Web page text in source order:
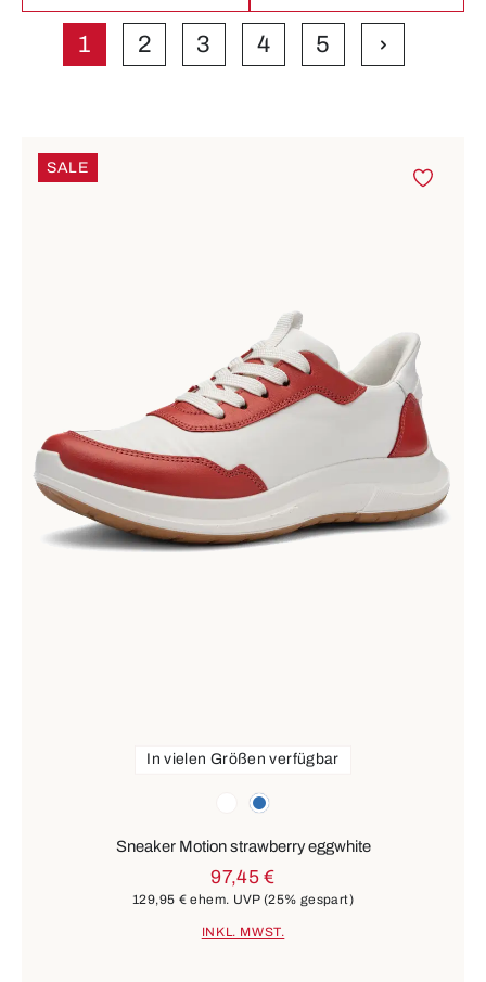
Seite
1 Seite
2 Seite
3 Seite
4 Seite
5
SALE
weißblau
In vielen Größen verfügbar
Sneaker Motion strawberry eggwhite
97,45 €
129,95 € ehem. UVP(25% gespart)
INKL. MWST.